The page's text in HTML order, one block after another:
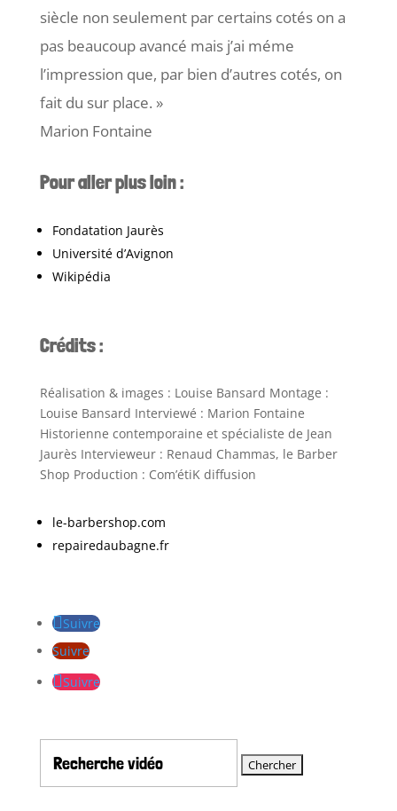
siècle non seulement par certains cotés on a
pas beaucoup avancé mais j’ai méme
l’impression que, par bien d’autres cotés, on
fait du sur place. »
Marion Fontaine
Pour aller plus loin :
Fondatation Jaurès
Université d’Avignon
Wikipédia
Crédits :
Réalisation & images : Louise Bansard Montage :
Louise Bansard Interviewé : Marion Fontaine
Historienne contemporaine et spécialiste de Jean
Jaurès Intervieweur : Renaud Chammas, le Barber
Shop Production : Com’étiK diffusion
le-barbershop.com
repairedaubagne.fr
Suivre
Suivre
Suivre